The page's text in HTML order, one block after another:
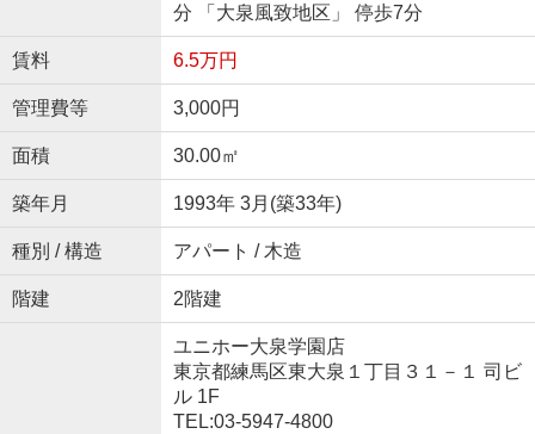
分 「大泉風致地区」 停歩7分
賃料 6.5万円
管理費等 3,000円
面積 30.00㎡
築年月 1993年 3月(築33年)
種別 / 構造 アパート / 木造
階建 2階建
ユニホー大泉学園店
東京都練馬区東大泉１丁目３１－１ 司ビ
ル 1F
TEL:03-5947-4800